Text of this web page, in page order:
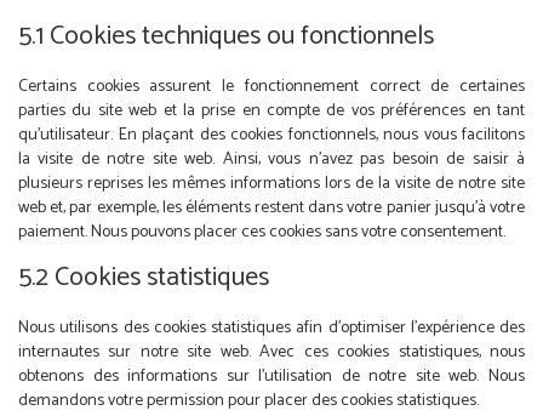
5.1 Cookies techniques ou fonctionnels
Certains cookies assurent le fonctionnement correct de certaines
parties du site web et la prise en compte de vos préférences en tant
qu’utilisateur. En plaçant des cookies fonctionnels, nous vous facilitons
la visite de notre site web. Ainsi, vous n’avez pas besoin de saisir à
plusieurs reprises les mêmes informations lors de la visite de notre site
web et, par exemple, les éléments restent dans votre panier jusqu’à votre
paiement. Nous pouvons placer ces cookies sans votre consentement.
5.2 Cookies statistiques
Nous utilisons des cookies statistiques afin d’optimiser l’expérience des
internautes sur notre site web. Avec ces cookies statistiques, nous
obtenons des informations sur l’utilisation de notre site web. Nous
demandons votre permission pour placer des cookies statistiques.